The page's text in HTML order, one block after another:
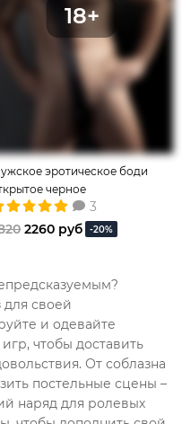
эротическое боди
черное
3
2260 руб -20%
для своей
и одевайте
чтобы доставить
От соблазна
постельные сцены –
наряд для ролевых